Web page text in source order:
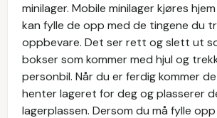
minilager. Mobile minilager kjøres
kan fylle de opp med de tingene du
oppbevare. Det ser rett og slett ut
bokser som kommer med hjul og
personbil. Når du er ferdig kommer
henter lageret for deg og plasserer
lagerplassen. Dersom du må fylle